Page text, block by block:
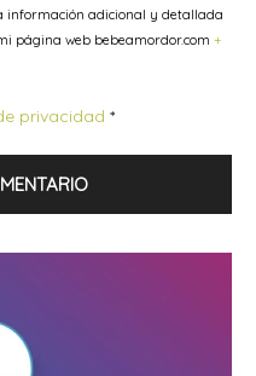
información adicional y detallada
página web bebeamordor.com +
privacidad *